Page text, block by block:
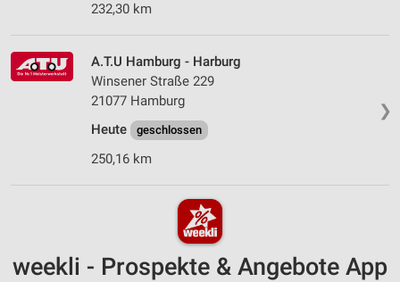
232,30 km
❯
A.T.U Hamburg - Harburg
Winsener Straße 229
21077 Hamburg
Heute
geschlossen
250,16 km
weekli - Prospekte & Angebote App